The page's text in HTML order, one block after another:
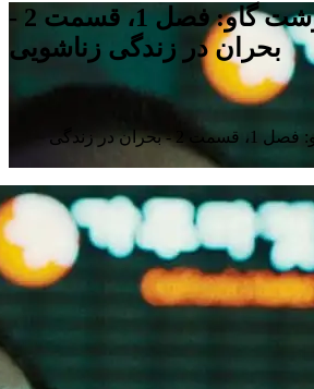
سریال گوشت گاو: فصل 1، قسمت 2 -
بحران در زندگی زناشویی
سریال گوشت گاو: فصل 1، قسمت 2 - بحران در زندگی